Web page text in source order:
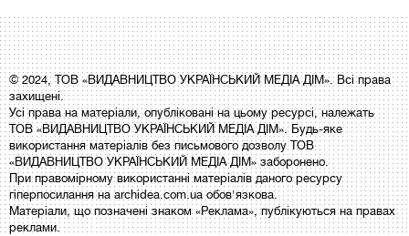
© 2024, ТОВ «ВИДАВНИЦТВО УКРАЇНСЬКИЙ МЕДІА ДІМ». Всі права
захищені.
Усі права на матеріали, опубліковані на цьому ресурсі, належать
ТОВ «ВИДАВНИЦТВО УКРАЇНСЬКИЙ МЕДІА ДІМ». Будь-яке
використання матеріалів без письмового дозволу ТОВ
«ВИДАВНИЦТВО УКРАЇНСЬКИЙ МЕДІА ДІМ» заборонено.
При правомірному використанні матеріалів даного ресурсу
гіперпосилання на archidea.com.ua обов'язкова.
Матеріали, що позначені знаком «Реклама», публікуються на правах
реклами.